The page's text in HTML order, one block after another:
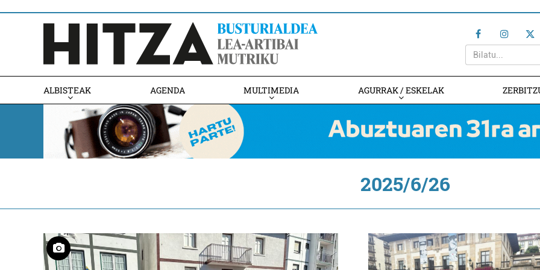
ALBISTEAK AGENDA MULTIMEDIA AGURRAK / ESKELAK
2025/6/26